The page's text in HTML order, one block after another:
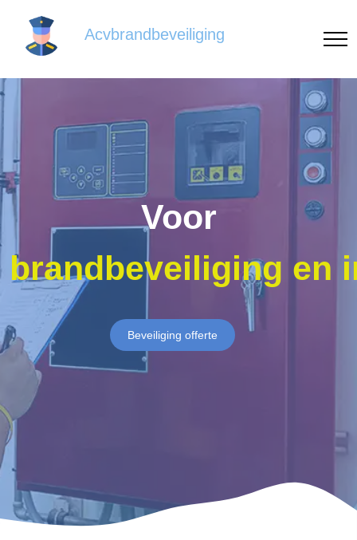
Acvbrandbeveiliging
Voor
brandbeveiliging en
Beveiliging offerte